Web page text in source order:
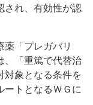
され、有効性が認
「プレガバリ
、「重篤で代替治
対象となる条件を
ートとなるＷＧに